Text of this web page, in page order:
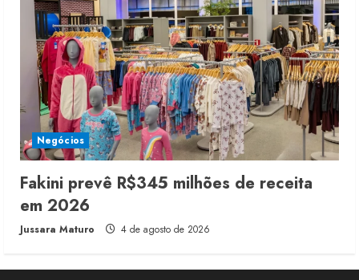
Negócios
Fakini prevê R$345 milhões de receita
em 2026
Jussara Maturo 4 de agosto de 2026